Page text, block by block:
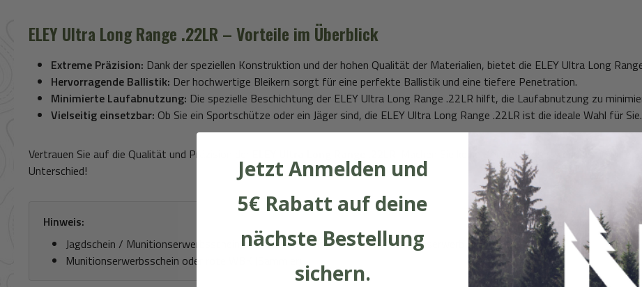
ELEY Ultra Long Range .22LR – Vorteile im Überblick
Extreme Präzision: Dank der speziellen Konstruktion und der hohen Qualität der Materialien, bietet die ELEY Ultra Long
Hervorragende Ballistik: Der hochwertige Bleikern sorgt für eine perfekte Ballistik und eine tiefere Penetration.
Minimierte Laufabnutzung: Die spezielle Beschichtung der ELEY Ultra Long Range .22LR hilft, die Laufabnutzung zu
Vielseitig einsetzbar: Ob Sie ein Sportschütze oder ein Jäger sind, die ELEY Ultra Long Range .22LR ist die ideale Wahl für Sie.
Vertrauen Sie auf die Qualität und Präzision der
. Machen Sie keine Kompromisse, wenn es um Ihre
Unterschied!
Hinweis:
Jagdschein / Munitionserwerbsschein oder WBK mit eingetragenem Munitionserwerb (Sport)
Munitionserwerbsschein oder rote WBK (Sammler)
Jetzt Anmelden und
5€ Rabatt auf deine
nächste Bestellung
sichern.